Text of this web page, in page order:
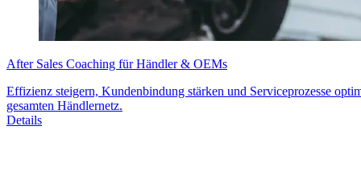
After Sales Coaching für Händler & OEMs
Effizienz steigern, Kundenbindung stärken und Serviceprozesse
gesamten Händlernetz.
Details